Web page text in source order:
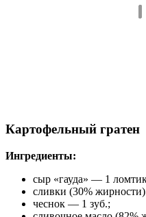
Картофельный гратен
Ингредиенты:
сыр «гауда» — 1
сливки (30%
чеснок — 1 зуб.;